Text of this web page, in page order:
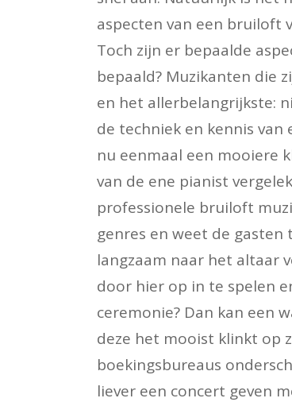
aspecten van een bruiloft
Toch zijn er bepaalde
bepaald? Muzikanten die
en het allerbelangrijkste:
de techniek en kennis
nu eenmaal een mooiere
van de ene pianist
professionele bruiloft
genres en weet de
langzaam naar het altaar
door hier op in te spelen
ceremonie? Dan kan een
deze het mooist klinkt op
boekingsbureaus
liever een concert geven